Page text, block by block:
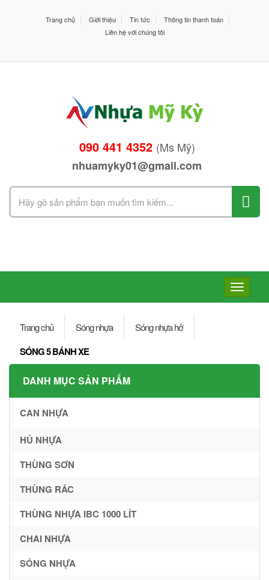
Trang chủ Giới thiệu Tin tức
Thông tin thanh toán
Liên hệ với chúng tôi
090 441 4352 (Ms Mỹ)
nhuamyky01@gmail.com
Search
for:
Toggle
navigation
Trang chủ Sóng nhựa Sóng nhựa hở
SÓNG 5 BÁNH XE
DANH MỤC SẢN PHẨM
CAN NHỰA
HỦ NHỰA
THÙNG SƠN
THÙNG RÁC
THÙNG NHỰA IBC 1000 LÍT
CHAI NHỰA
SÓNG NHỰA